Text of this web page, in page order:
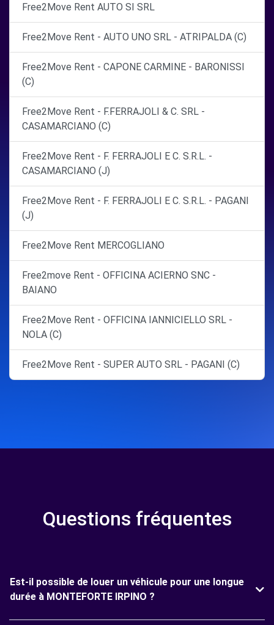
Free2Move Rent AUTO SI SRL
Free2Move Rent - AUTO UNO SRL - ATRIPALDA (C)
Free2Move Rent - CAPONE CARMINE - BARONISSI
(C)
Free2Move Rent - F.FERRAJOLI & C. SRL -
CASAMARCIANO (C)
Free2Move Rent - F. FERRAJOLI E C. S.R.L. -
CASAMARCIANO (J)
Free2Move Rent - F. FERRAJOLI E C. S.R.L. - PAGANI
(J)
Free2Move Rent MERCOGLIANO
Free2move Rent - OFFICINA ACIERNO SNC -
BAIANO
Free2Move Rent - OFFICINA IANNICIELLO SRL -
NOLA (C)
Free2Move Rent - SUPER AUTO SRL - PAGANI (C)
Questions fréquentes
Est-il possible de louer un véhicule pour une longue
durée à MONTEFORTE IRPINO ?